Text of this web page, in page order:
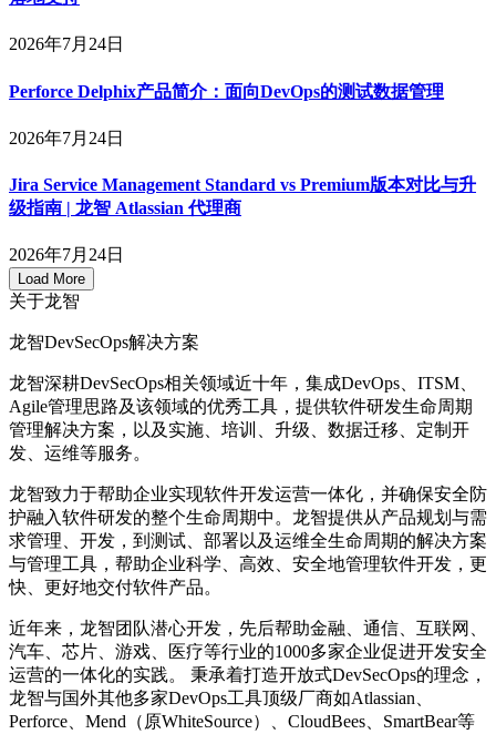
2026年7月24日
Perforce Delphix产品简介：面向DevOps的测试数据管理
2026年7月24日
Jira Service Management Standard vs Premium版本对比与升
级指南 | 龙智 Atlassian 代理商
2026年7月24日
Load More
关于龙智
龙智DevSecOps解决方案
龙智深耕DevSecOps相关领域近十年，集成DevOps、ITSM、
Agile管理思路及该领域的优秀工具，提供软件研发生命周期
管理解决方案，以及实施、培训、升级、数据迁移、定制开
发、运维等服务。
龙智致力于帮助企业实现软件开发运营一体化，并确保安全防
护融入软件研发的整个生命周期中。龙智提供从产品规划与需
求管理、开发，到测试、部署以及运维全生命周期的解决方案
与管理工具，帮助企业科学、高效、安全地管理软件开发，更
快、更好地交付软件产品。
近年来，龙智团队潜心开发，先后帮助金融、通信、互联网、
汽车、芯片、游戏、医疗等行业的1000多家企业促进开发安全
运营的一体化的实践。 秉承着打造开放式DevSecOps的理念，
龙智与国外其他多家DevOps工具顶级厂商如Atlassian、
Perforce、Mend（原WhiteSource）、CloudBees、SmartBear等